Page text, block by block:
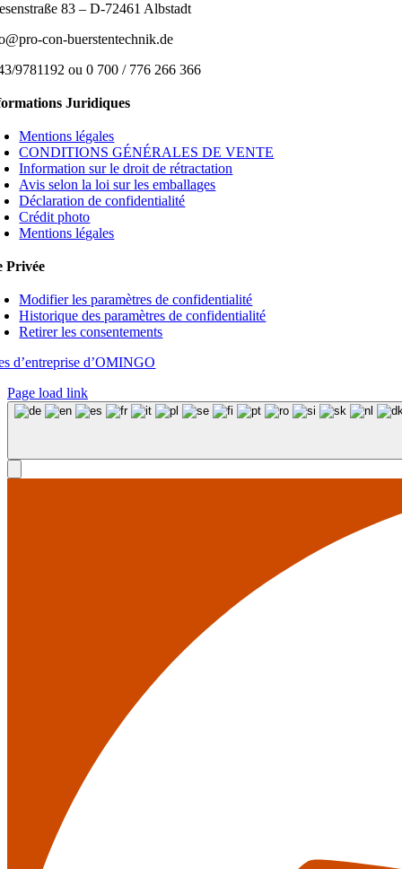
83 – D-72461 Albstadt
con-buerstentechnik.de
9781192 ou 0 700 / 776 266 366
Juridiques
Mentions légales
CONDITIONS GÉNÉRALES DE VENTE
Information sur le droit de rétractation
Avis selon la loi sur les emballages
Déclaration de confidentialité
Crédit photo
Mentions légales
Privée
Modifier les paramètres de confidentialité
Historique des paramètres de confidentialité
Retirer les consentements
d’entreprise d’OMINGO
Page load link